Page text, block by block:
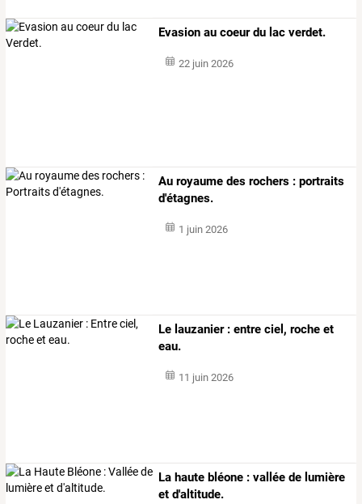
Evasion au coeur du lac verdet.
22 juin 2026
Au royaume des rochers : portraits
d'étagnes.
1 juin 2026
Le lauzanier : entre ciel, roche et
eau.
11 juin 2026
La haute bléone : vallée de lumière
et d'altitude.